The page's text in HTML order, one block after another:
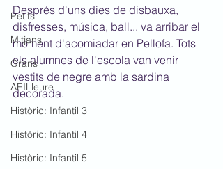
Petits
Mitjans
Grans
AEILleure
Històric: Infantil 3
Històric: Infantil 4
Històric: Infantil 5
Després d'uns dies de disbauxa,
disfresses, música, ball... va arribar el
moment d'acomiadar en Pellofa. Tots
els alumnes de l'escola van venir
vestits de negre amb la sardina
decorada.